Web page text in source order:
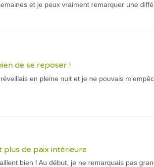
et je peux vraiment remarquer une
de se reposer !
en pleine nuit et je ne pouvais
plus de paix intérieure
bien ! Au début, je ne remarquais pas